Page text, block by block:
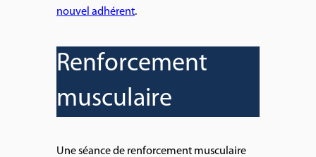
nouvel adhérent.
Renforcement
musculaire
Une séance de renforcement musculaire